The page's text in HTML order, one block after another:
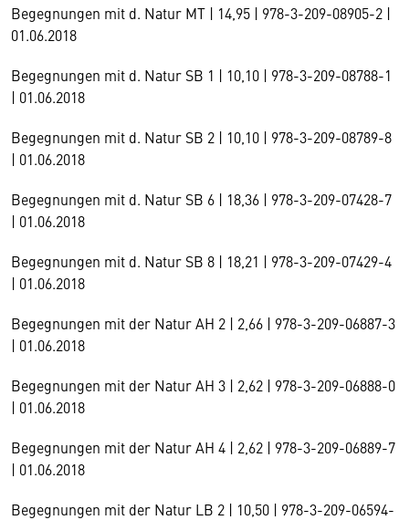
Begegnungen mit d. Natur MT | 14,95 | 978-3-209-08905-2 |
01.06.2018
Begegnungen mit d. Natur SB 1 | 10,10 | 978-3-209-08788-1
| 01.06.2018
Begegnungen mit d. Natur SB 2 | 10,10 | 978-3-209-08789-8
| 01.06.2018
Begegnungen mit d. Natur SB 6 | 18,36 | 978-3-209-07428-7
| 01.06.2018
Begegnungen mit d. Natur SB 8 | 18,21 | 978-3-209-07429-4
| 01.06.2018
Begegnungen mit der Natur AH 2 | 2,66 | 978-3-209-06887-3
| 01.06.2018
Begegnungen mit der Natur AH 3 | 2,62 | 978-3-209-06888-0
| 01.06.2018
Begegnungen mit der Natur AH 4 | 2,62 | 978-3-209-06889-7
| 01.06.2018
Begegnungen mit der Natur LB 2 | 10,50 | 978-3-209-06594-